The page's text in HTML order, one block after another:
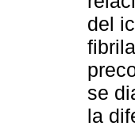
del
se
la